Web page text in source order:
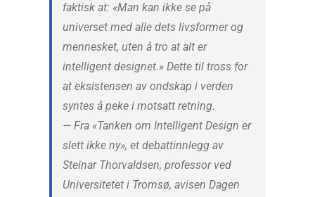
faktisk at: «Man kan ikke se på
universet med alle dets livsformer og
mennesket, uten å tro at alt er
intelligent designet.» Dette til tross for
at eksistensen av ondskap i verden
syntes å peke i motsatt retning.
— Fra «Tanken om Intelligent Design er
slett ikke ny», et debattinnlegg av
Steinar Thorvaldsen, professor ved
Universitetet i Tromsø, avisen Dagen